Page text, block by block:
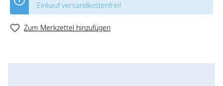
Einkauf versandkostenfrei!
Zum Merkzettel hinzufügen